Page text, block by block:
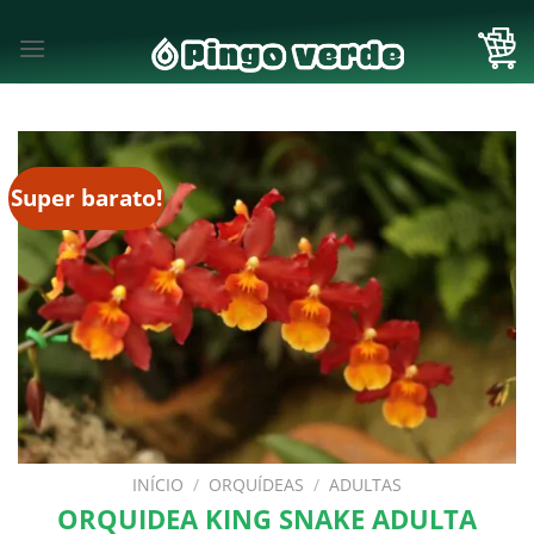
Super barato!
INÍCIO / ORQUÍDEAS / ADULTAS
ORQUIDEA KING SNAKE ADULTA